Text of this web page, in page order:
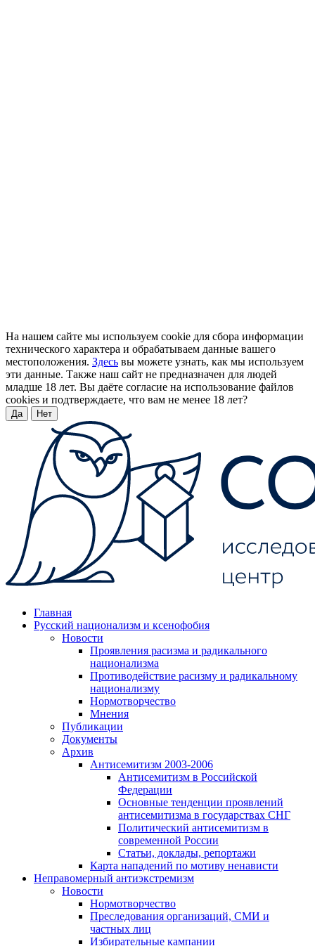
На нашем сайте мы используем cookie для сбора информации
технического характера и обрабатываем данные вашего
местоположения. Здесь вы можете узнать, как мы используем
эти данные. Также наш сайт не предназначен для людей
младше 18 лет. Вы даёте согласие на использование файлов
cookies и подтверждаете, что вам не менее 18 лет?
Да Нет
Главная
Русский национализм и ксенофобия
Новости
Проявления расизма и радикального
национализма
Противодействие расизму и радикальному
национализму
Нормотворчество
Мнения
Публикации
Документы
Архив
Антисемитизм 2003-2006
Антисемитизм в Российской
Федерации
Основные тенденции проявлений
антисемитизма в государствах СНГ
Политический антисемитизм в
современной России
Статьи, доклады, репортажи
Карта нападений по мотиву ненависти
Неправомерный антиэкстремизм
Новости
Нормотворчество
Преследования организаций, СМИ и
частных лиц
Избирательные кампании